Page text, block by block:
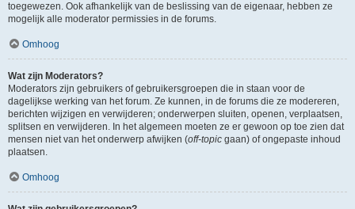
toegewezen. Ook afhankelijk van de beslissing van de eigenaar, hebben ze
mogelijk alle moderator permissies in de forums.
Omhoog
Wat zijn Moderators?
Moderators zijn gebruikers of gebruikersgroepen die in staan voor de
dagelijkse werking van het forum. Ze kunnen, in de forums die ze modereren,
berichten wijzigen en verwijderen; onderwerpen sluiten, openen, verplaatsen,
splitsen en verwijderen. In het algemeen moeten ze er gewoon op toe zien dat
mensen niet van het onderwerp afwijken (off-topic gaan) of ongepaste inhoud
plaatsen.
Omhoog